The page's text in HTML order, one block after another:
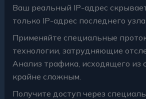
Ваш реальный IP-адрес
только IP-адрес последнего
Применяйте специальные
технологии, затрудняющие
Анализ трафика, исходящего из
крайне сложным.
Получите доступ через